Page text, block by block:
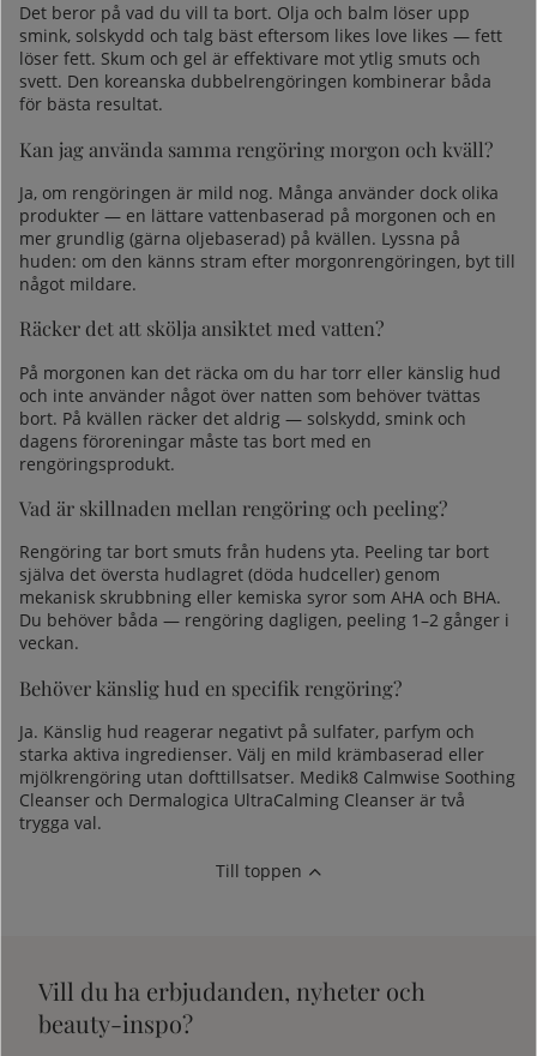
Det beror på vad du vill ta bort. Olja och balm löser upp
smink, solskydd och talg bäst eftersom likes love likes — fett
löser fett. Skum och gel är effektivare mot ytlig smuts och
svett. Den koreanska dubbelrengöringen kombinerar båda
för bästa resultat.
Kan jag använda samma rengöring morgon och kväll?
Ja, om rengöringen är mild nog. Många använder dock olika
produkter — en lättare vattenbaserad på morgonen och en
mer grundlig (gärna oljebaserad) på kvällen. Lyssna på
huden: om den känns stram efter morgonrengöringen, byt till
något mildare.
Räcker det att skölja ansiktet med vatten?
På morgonen kan det räcka om du har torr eller känslig hud
och inte använder något över natten som behöver tvättas
bort. På kvällen räcker det aldrig — solskydd, smink och
dagens föroreningar måste tas bort med en
rengöringsprodukt.
Vad är skillnaden mellan rengöring och peeling?
Rengöring tar bort smuts från hudens yta. Peeling tar bort
själva det översta hudlagret (döda hudceller) genom
mekanisk skrubbning eller kemiska syror som AHA och BHA.
Du behöver båda — rengöring dagligen, peeling 1–2 gånger i
veckan.
Behöver känslig hud en specifik rengöring?
Ja. Känslig hud reagerar negativt på sulfater, parfym och
starka aktiva ingredienser. Välj en mild krämbaserad eller
mjölkrengöring utan dofttillsatser. Medik8 Calmwise Soothing
Cleanser och Dermalogica UltraCalming Cleanser är två
trygga val.
Till toppen
Vill du ha erbjudanden, nyheter och
beauty-inspo?